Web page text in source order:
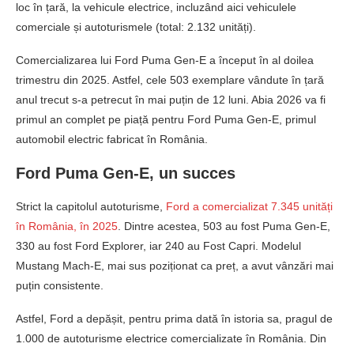
loc în țară, la vehicule electrice, incluzând aici vehiculele
comerciale și autoturismele (total: 2.132 unități).
Comercializarea lui Ford Puma Gen-E a început în al doilea
trimestru din 2025. Astfel, cele 503 exemplare vândute în țară
anul trecut s-a petrecut în mai puțin de 12 luni. Abia 2026 va fi
primul an complet pe piață pentru Ford Puma Gen-E, primul
automobil electric fabricat în România.
Ford Puma Gen-E, un succes
Strict la capitolul autoturisme, Ford a comercializat 7.345 unități
în România, în 2025 . Dintre acestea, 503 au fost Puma Gen-E,
330 au fost Ford Explorer, iar 240 au Fost Capri. Modelul
Mustang Mach-E, mai sus poziționat ca preț, a avut vânzări mai
puțin consistente.
Astfel, Ford a depășit, pentru prima dată în istoria sa, pragul de
1.000 de autoturisme electrice comercializate în România. Din